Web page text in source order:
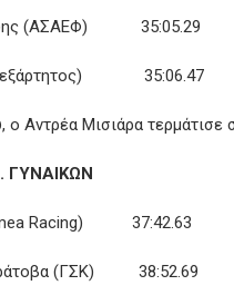
(ΑΣΑΕΦ) 35:05.29
35:06.47
ο Αντρέα Μισιάρα τερμάτισε
ΓΥΝΑΙΚΩΝ
Racing) 37:42.63
(ΓΣΚ) 38:52.69